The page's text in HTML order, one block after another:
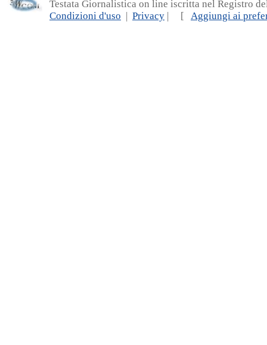
Testata Giornalistica on line iscritta nel Registro
Condizioni d'uso | Privacy | [ Aggiungi ai